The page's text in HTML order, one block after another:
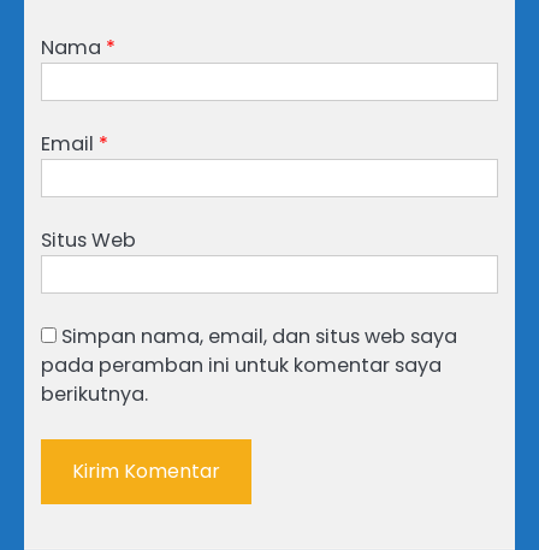
Nama *
Email *
Situs Web
Simpan nama, email, dan situs web saya
pada peramban ini untuk komentar saya
berikutnya.